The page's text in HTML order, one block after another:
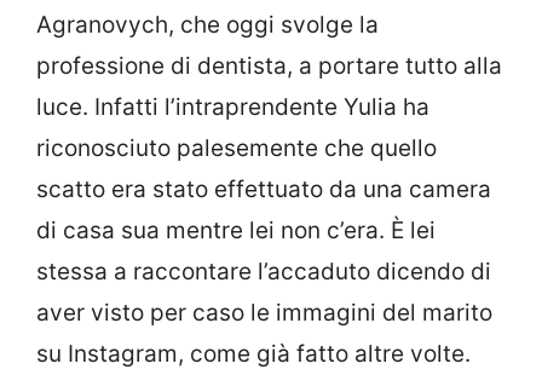
Agranovych, che oggi svolge la
professione di dentista, a portare tutto alla
luce. Infatti l’intraprendente Yulia ha
riconosciuto palesemente che quello
scatto era stato effettuato da una camera
di casa sua mentre lei non c’era. È lei
stessa a raccontare l’accaduto dicendo di
aver visto per caso le immagini del marito
su Instagram, come già fatto altre volte.